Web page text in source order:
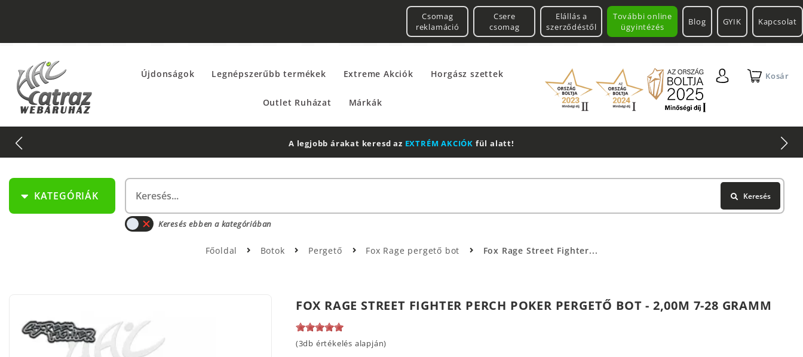
További online
ügyintézés
Csomag
reklamáció
Csere
csomag
Elállás a
szerződéstől
Blog GYIK Kapcsolat
Újdonságok Legnépszerűbb termékek Extreme Akciók Horgász szettek
Outlet Ruházat Márkák
Kosár
A legjobb árakat keresd az EXTRÉM AKCIÓK fül alatt!
KATEGÓRIÁK Keresés
Keresés ebben a kategóriában
Főoldal Botok Pergető Fox Rage pergető bot Fox Rage Street Fighter...
FOX RAGE STREET FIGHTER PERCH POKER PERGETŐ BOT - 2,00M 7-28 GRAMM
(3db értékelés alapján)